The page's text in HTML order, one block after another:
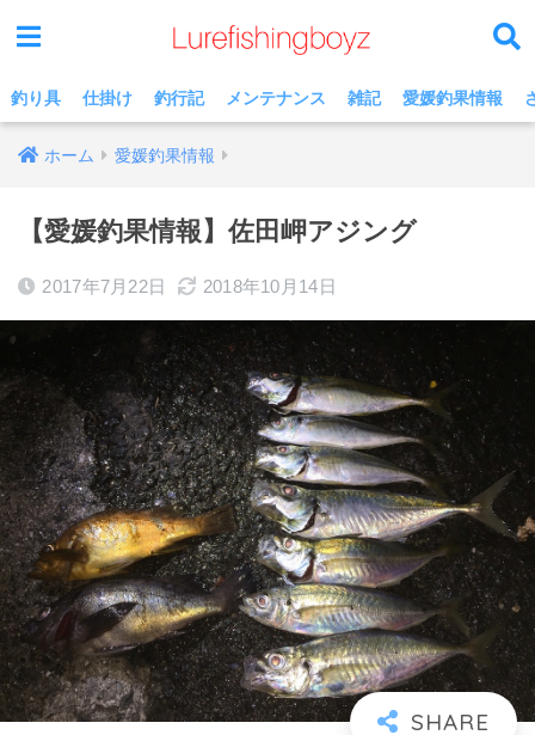
釣り具 仕掛け 釣行記 メンテナンス 雑記 愛媛釣果情報
ホーム 愛媛釣果情報
【愛媛釣果情報】佐田岬アジング
2017年7月22日 2018年10月14日